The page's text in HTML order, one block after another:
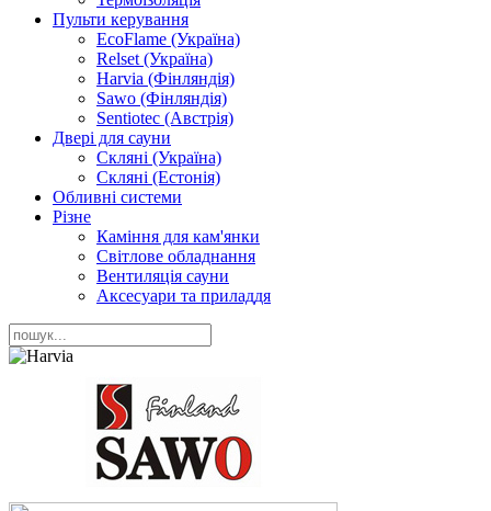
Пульти керування
EcoFlame (Україна)
Relset (Україна)
Harvia (Фінляндія)
Sawo (Фінляндія)
Sentiotec (Австрія)
Двері для сауни
Скляні (Україна)
Скляні (Естонія)
Обливні системи
Різне
Каміння для кам'янки
Світлове обладнання
Вентиляція сауни
Аксесуари та приладдя